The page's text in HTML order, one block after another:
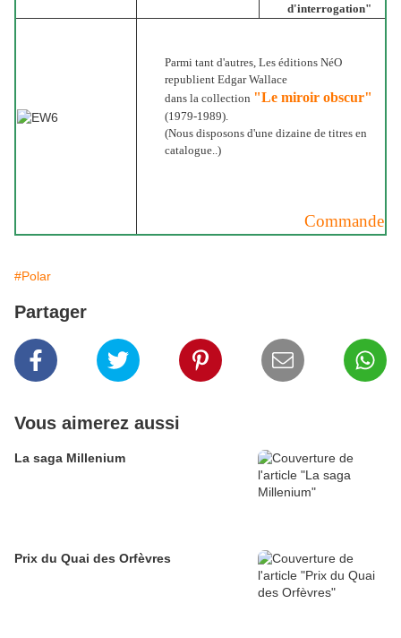
d'interrogation"
Parmi tant d'autres, Les éditions NéO
republient Edgar Wallace
dans la collection "Le miroir obscur"
(1979-1989).
(Nous disposons d'une dizaine de titres en
catalogue..)
Commande
#Polar
Partager
Vous aimerez aussi
La saga Millenium
Prix du Quai des Orfèvres